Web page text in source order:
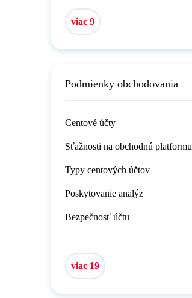
viac 9
Podmienky obchodovania
Centové účty
Sťažnosti na obchodnú platformu
Typy centových účtov
Poskytovanie analýz
Bezpečnosť účtu
viac 19